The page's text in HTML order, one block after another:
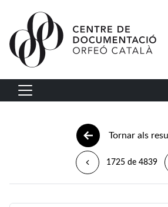
Vés al contingut
Navegació principal
Tornar als
1725 de 4839